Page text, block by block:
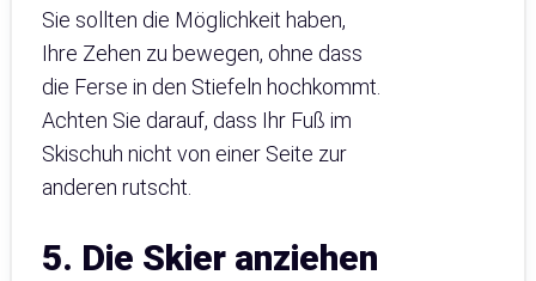
Sie sollten die Möglichkeit haben,
Ihre Zehen zu bewegen, ohne dass
die Ferse in den Stiefeln hochkommt.
Achten Sie darauf, dass Ihr Fuß im
Skischuh nicht von einer Seite zur
anderen rutscht.
5. Die Skier anziehen